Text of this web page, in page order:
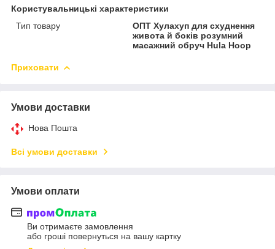
Користувальницькі характеристики
Тип товару
ОПТ Хулахуп для схуднення
живота й боків розумний
масажний обруч Hula Hoop
Приховати
Умови доставки
Нова Пошта
Всі умови доставки
Умови оплати
Ви отримаєте замовлення
або гроші повернуться на вашу картку